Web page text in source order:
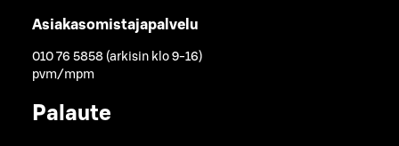
Asiakasomistajapalvelu
010 76 5858 (arkisin klo 9-16)
pvm/mpm
Palaute